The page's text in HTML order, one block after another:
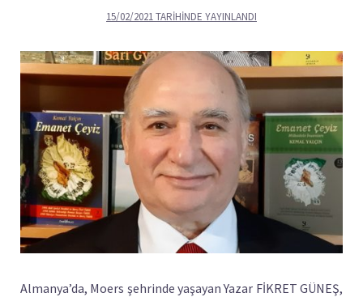
15/02/2021TARIHINDE YAYINLANDI
Almanya’da, Moers şehrinde yaşayan Yazar FİKRET GÜNEŞ,